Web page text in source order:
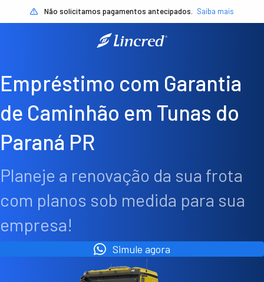
Não solicitamos pagamentos antecipados. Saiba mais
Empréstimo com Garantia
de Caminhão em Tunas do
Paraná PR
Planeje a renovação da sua frota
com planos sob medida para sua
empresa!
Simule agora